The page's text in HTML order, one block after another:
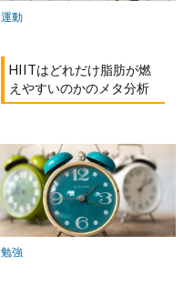
運動
HIITはどれだけ脂肪が燃
えやすいのかのメタ分析
勉強